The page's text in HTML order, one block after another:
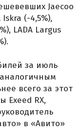
Jaecoo
Iskra (-4,5%),
LADA Largus
за июль
всего за этот
Exeed RX,
в «Авито»